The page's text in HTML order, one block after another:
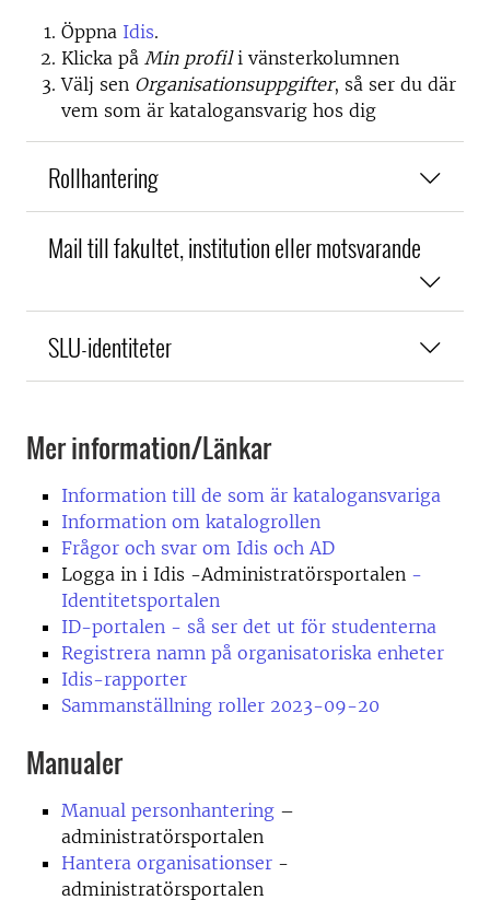
Öppna Idis.
Klicka på Min profili vänsterkolumnen
Välj sen Organisationsuppgifter, så ser du där
vem som är katalogansvarig hos dig
Rollhantering
Mail till fakultet, institution eller motsvarande
SLU-identiteter
Mer information/Länkar
Information till de som är katalogansvariga
Information om katalogrollen
Frågor och svar om Idis och AD
Logga in i Idis -Administratörsportalen -
Identitetsportalen
ID-portalen - så ser det ut för studenterna
Registrera namn på organisatoriska enheter
Idis-rapporter
Sammanställning roller 2023-09-20
Manualer
Manual personhantering –
administratörsportalen
Hantera organisationser -
administratörsportalen